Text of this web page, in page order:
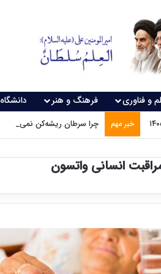
و فناوری فرهنگ و هنر دانشگاه
خبر مهم چرا سرطان ریشه‌کن نمی‌شود؟
انسانی واتسون